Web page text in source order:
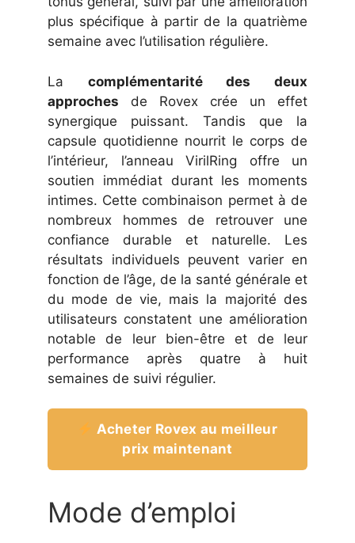
plus spécifique à partir de la quatrième
semaine avec l’utilisation régulière.
La complémentarité des deux
approches de Rovex crée un effet
synergique puissant. Tandis que la
capsule quotidienne nourrit le corps de
l’intérieur, l’anneau VirilRing offre un
soutien immédiat durant les moments
intimes. Cette combinaison permet à de
nombreux hommes de retrouver une
confiance durable et naturelle. Les
résultats individuels peuvent varier en
fonction de l’âge, de la santé générale et
du mode de vie, mais la majorité des
utilisateurs constatent une amélioration
notable de leur bien-être et de leur
performance après quatre à huit
semaines de suivi régulier.
Acheter Rovex au meilleur
prix maintenant
Mode d’emploi